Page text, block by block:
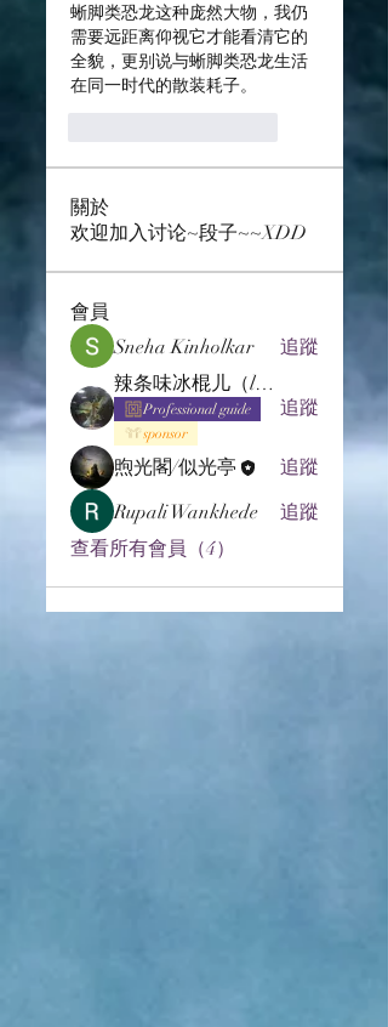
蜥脚类恐龙这种庞然大物，我仍
需要远距离仰视它才能看清它的
全貌，更别说与蜥脚类恐龙生活
在同一时代的散装耗子。
關於
欢迎加入讨论~段子~~XDD
會員
Sneha Kinholkar
追蹤
辣条味冰棍儿（lof别玩了要氪金的）
Professional guide
sponsor
追蹤
煦光閣/似光亭
追蹤
Rupali Wankhede
追蹤
查看所有會員（4）